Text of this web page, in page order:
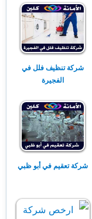
شركة تنظيف فلل في
الفجيرة
شركة تعقيم في أبو ظبي